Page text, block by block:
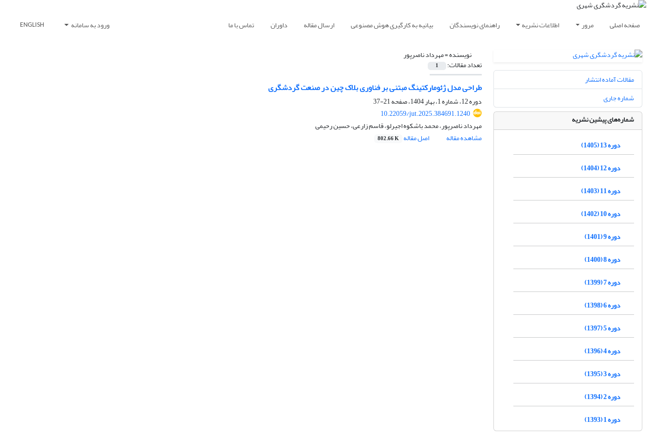
صفحه اصلی مرور اطلاعات نشریه راهنمای نویسندگان بیانیه به کارگیری هوش مصنوعی ارسال مقاله داوران تماس با ما ورود به سامانه ENGLISH
نویسنده =مهرداد ناصرپور
تعداد مقالات: 1
طراحی مدل ژئومارکتینگ مبتنی بر فناوری بلاک چین در صنعت گردشگری
دوره 12، شماره 1، بهار 1404، صفحه
21-37
10.22059/jut.2025.384691.1240
مهرداد ناصرپور، محمد باشکوه اجیرلو، قاسم زارعی، حسین رحیمی
مشاهده مقاله
اصل مقاله 802.66 K
مقالات آماده انتشار
شماره جاری
شماره‌های پیشین نشریه
دوره 13 (1405)
دوره 12 (1404)
دوره 11 (1403)
دوره 10 (1402)
دوره 9 (1401)
دوره 8 (1400)
دوره 7 (1399)
دوره 6 (1398)
دوره 5 (1397)
دوره 4 (1396)
دوره 3 (1395)
دوره 2 (1394)
دوره 1 (1393)